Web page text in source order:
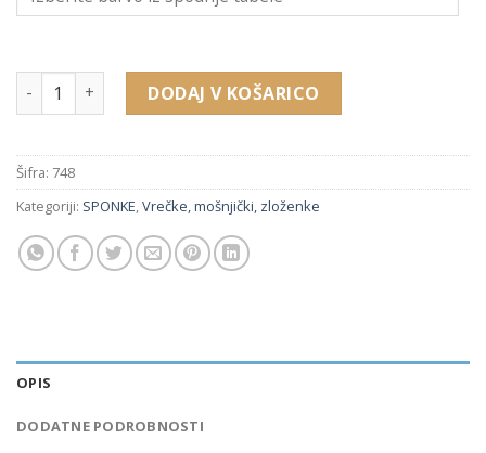
748 pritrdilne kovinske sponke (7 x 24 mm) količina
DODAJ V KOŠARICO
Šifra: 748
Kategoriji: SPONKE Vrečke, mošnjički, zloženke
OPIS
DODATNE PODROBNOSTI